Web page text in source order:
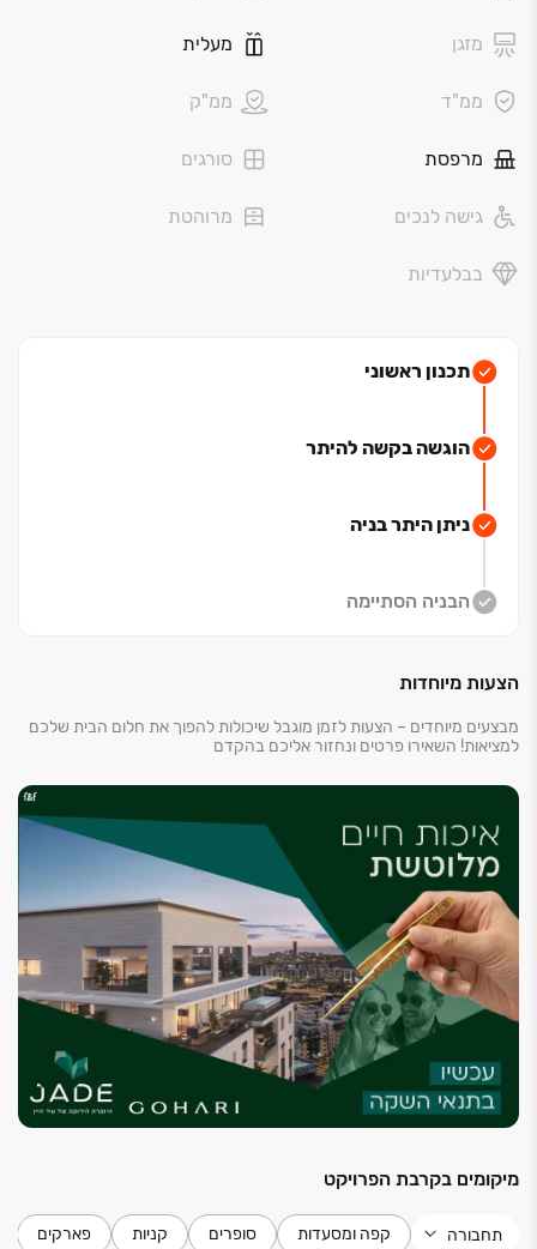
ממפרט טכני עשיר במיוחד, מערכות חכמות, מטבחי איכות
חווית מגורים בוטיקית עם טרקלין דיירים, חדר כושר ועוד.
דיירי JADE ייהנו ממיקום אסטרטגי מושלם בלב שכונת עיר
ירוקים, מוסדות חינוך מעולים ומרכזי מסחר. במקביל,
‏4 ו‏-3 ושתי תחנות רכבת סמוכות, בהן תחנה עתידית בלב
לפרטים נוספים ותיאום פגישה לחצו>>
מזגן מעלית
ממ"ד ממ"ק
מרפסת סורגים
גישה לנכים מרוהטת
בבלעדיות
תכנון ראשוני
הוגשה בקשה להיתר
ניתן היתר בניה
הבניה הסתיימה
הצעות מיוחדות
מבצעים מיוחדים – הצעות לזמן מוגבל שיכולות להפוך את חלום הבית שלכם
למציאות! השאירו פרטים ונחזור אליכם בהקדם
מיקומים בקרבת הפרויקט
תחבורה קפה ומסעדות סופרים קניות פארקים